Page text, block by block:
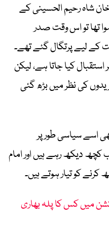
شاہ رحیم الحسینی کے
تھا تو اس وقت صدر
کے لیے پرتگال گئے تھے۔
کیا جاتا ہے، لیکن
کی نظر میں بڑھ گئی
اسے سیاسی طور پر
کچھ دیکھ رہے ہیں اور امام
کو تیار ہوتے ہیں۔
میں کس کا پلہ بھاری